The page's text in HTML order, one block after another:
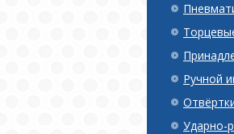
Ручной
Ударно-